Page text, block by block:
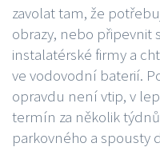
zavolat tam, že
obrazy, nebo připevnit
instalatérské firmy a
ve vodovodní baterií.
opravdu není vtip, v
termín za několik
parkovného a spousty